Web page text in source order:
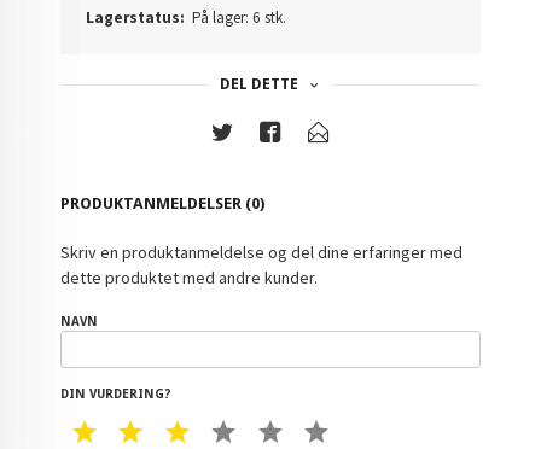
Lagerstatus: På lager: 6 stk.
DEL DETTE
PRODUKTANMELDELSER (0)
Skriv en produktanmeldelse og del dine erfaringer med
dette produktet med andre kunder.
NAVN
DIN VURDERING?
1 STAR2 STAR3 STAR4 STAR5 STAR